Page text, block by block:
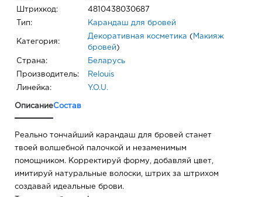
Штрихкод: 4810438030687
Тип: Карандаш для бровей
Категория:
Декоративная косметика ( Макияж
бровей )
Страна: Беларусь
Производитель: Relouis
Линейка: Y.O.U.
ОписаниеСостав
Реально тончайший карандаш для бровей станет
твоей волшебной палочкой и незаменимым
помощником. Корректируй форму, добавляй цвет,
имитируй натуральные волоски, штрих за штрихом
создавай идеальные брови.